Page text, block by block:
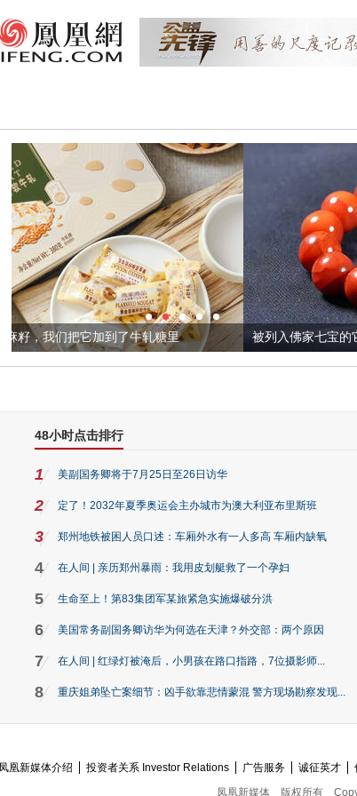
到了牛轧糖里 被列入佛家七宝的它到底有多美？
48小时点击排行
1 美副国务卿将于7月25日至26日访华
2 定了！2032年夏季奥运会主办城市为澳大利亚布里斯班
3 郑州地铁被困人员口述：车厢外水有一人多高 车厢内缺氧
4 在人间 | 亲历郑州暴雨：我用皮划艇救了一个孕妇
5 生命至上！第83集团军某旅紧急实施爆破分洪
6 美国常务副国务卿访华为何选在天津？外交部：两个原因
7 在人间 | 红绿灯被淹后，小男孩在路口指路，7位摄影师...
8 重庆姐弟坠亡案细节：凶手欲靠悲情蒙混 警方现场勘察发现...
凤凰新媒体介绍 投资者关系 Investor Relations 广告服务 诚征英才
凤凰新媒体
版权所有